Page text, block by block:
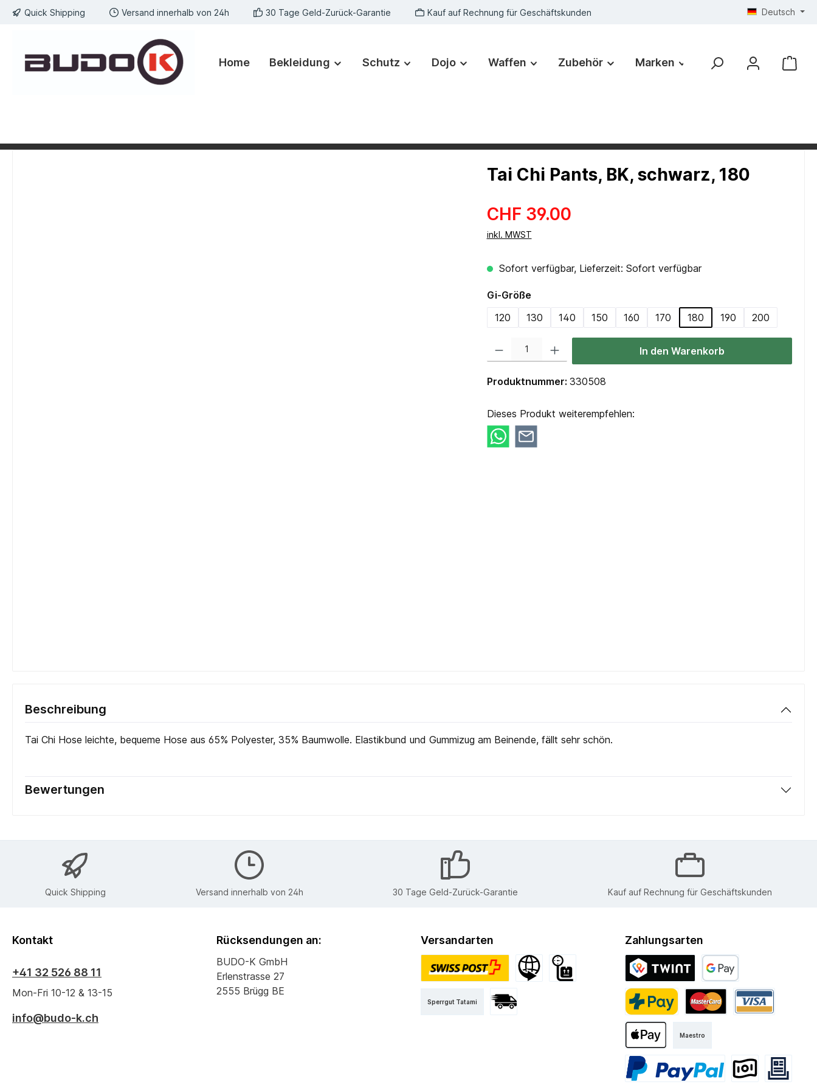
Zur Hauptnavigation springen
Quick Shipping Versand innerhalb von 24h 30 Tage Geld-Zurück-Garantie Kauf auf Rechnung für Geschäftskunden Deutsch
Home Bekleidung Schutz Dojo Waffen Zubehör Marken
Tai Chi Pants, BK, schwarz, 180
CHF 39.00
inkl. MWST
Sofort verfügbar, Lieferzeit: Sofort verfügbar
Gi-Größeauswählen
120
130 140 150 160 170 180 190 200
In den Warenkorb
Produktnummer: 330508
Dieses Produkt weiterempfehlen:
Beschreibung
Tai Chi Hose leichte, bequeme Hose aus 65% Polyester, 35% Baumwolle. Elastikbund und Gummizug am Beinende, fällt sehr schön.
Bewertungen
Quick Shipping Versand innerhalb von 24h 30 Tage Geld-Zurück-Garantie Kauf auf Rechnung für Geschäftskunden
Kontakt
+41 32 526 88 11
Mon-Fri 10-12 & 13-15
info@budo-k.ch
Rücksendungen an:
BUDO-K GmbH
Erlenstrasse 27
2555 Brügg BE
Versandarten
Sperrgut Tatami
Zahlungsarten
Twint Google Pay
PostFinance Pay
Apple Pay
Maestro